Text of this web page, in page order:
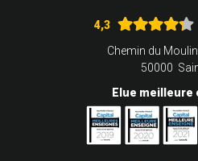
4,3
Chemin du
50000
Elue meilleure